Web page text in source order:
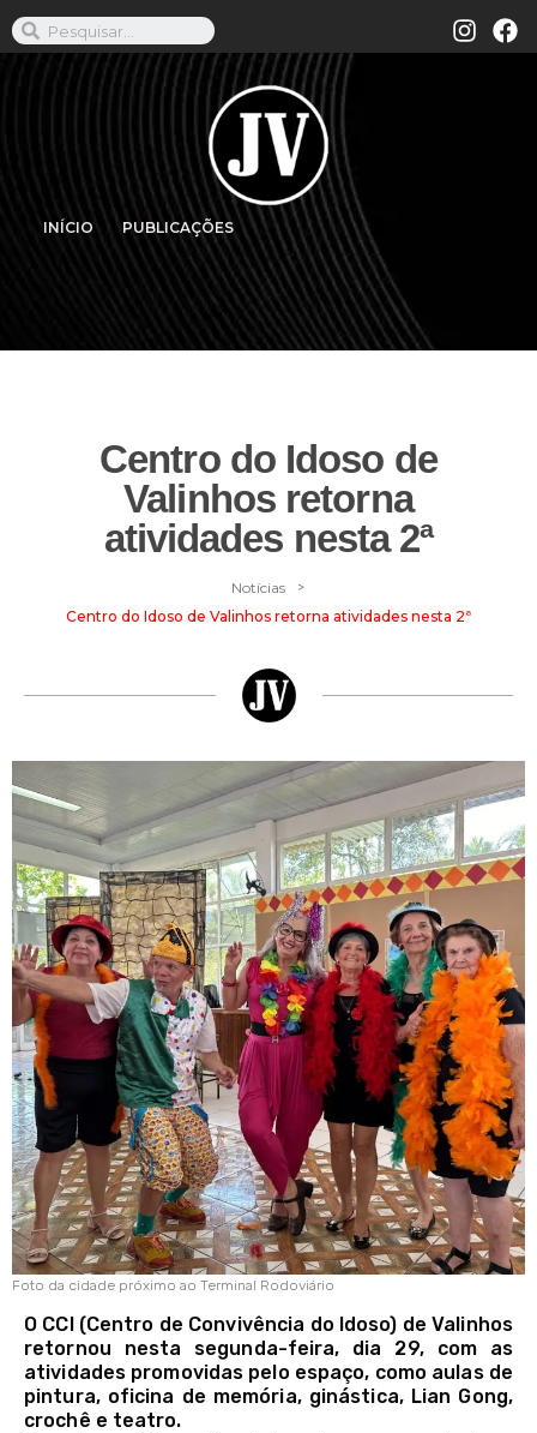
INÍCIO PUBLICAÇÕES
Centro do Idoso de
Valinhos retorna
atividades nesta 2ª
Notícias >
Centro do Idoso de Valinhos retorna atividades nesta 2ª
Foto da cidade próximo ao Terminal Rodoviário
O CCI (Centro de Convivência do Idoso) de Valinhos
retornou nesta segunda-feira, dia 29, com as
atividades promovidas pelo espaço, como aulas de
pintura, oficina de memória, ginástica, Lian Gong,
crochê e teatro.